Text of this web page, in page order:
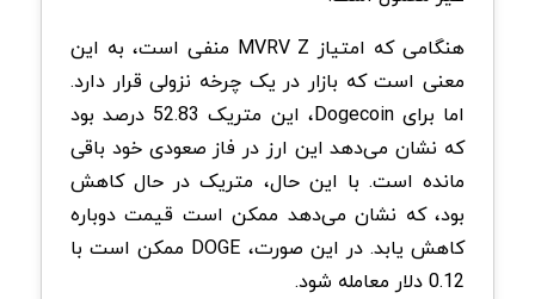
هنگامی که امتیاز MVRV Z منفی است، به این
معنی است که بازار در یک چرخه نزولی قرار دارد.
اما برای Dogecoin، این متریک 52.83 درصد بود
که نشان می‌دهد این ارز در فاز صعودی خود باقی
مانده است. با این حال، متریک در حال کاهش
بود، که نشان می‌دهد ممکن است قیمت دوباره
کاهش یابد. در این صورت، DOGE ممکن است با
0.12 دلار معامله شود.